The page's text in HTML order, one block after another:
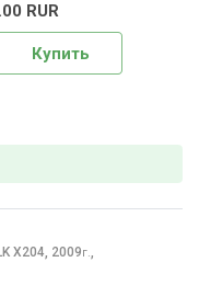
RUR
Купить
X204, 2009г.